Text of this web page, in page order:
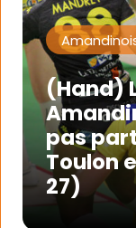
(Hand)
pas
Toulon
27)